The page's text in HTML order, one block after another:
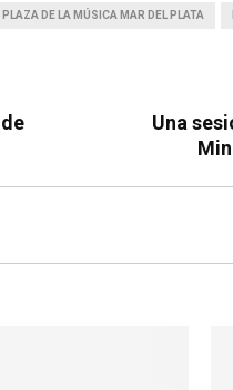
PLAZA DE LA MÚSICA MAR DEL PLATA
Una